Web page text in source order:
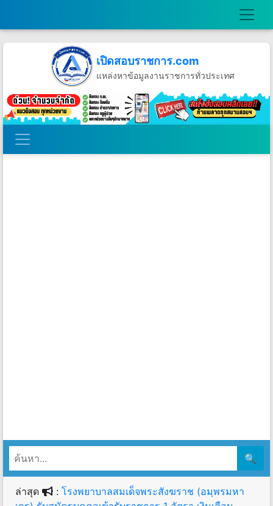
เปิดสอบราชการ.com
แหล่งหาข้อมูลงานราชการทั่วประเทศ
วันศุกร์ที่ 7 เดือนสิงหาคม พ.ศ.2569
🔍
ล่าสุด : โรงพยาบาลสมเด็จพระสังฆราช (อมฺพรมหา